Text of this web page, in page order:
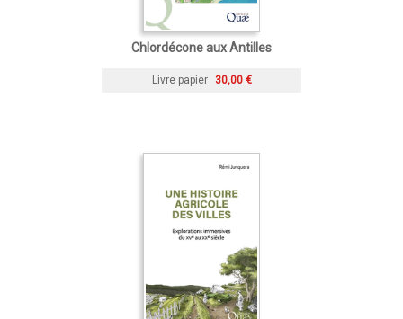
Chlordécone aux Antilles
Livre papier 30,00 €